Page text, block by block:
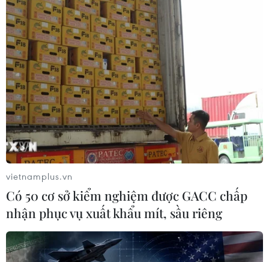
vietnamplus.vn
Có 50 cơ sở kiểm nghiệm được GACC chấp
nhận phục vụ xuất khẩu mít, sầu riêng